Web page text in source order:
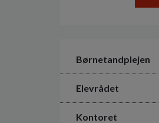
Børnetandplejen
Elevrådet
Kontoret